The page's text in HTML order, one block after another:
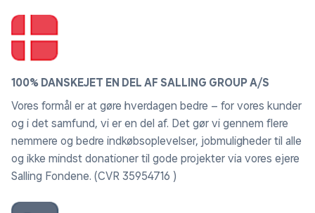
100% DANSKEJET EN DEL AF SALLING GROUP A/S
Vores formål er at gøre hverdagen bedre – for vores kunder
og i det samfund, vi er en del af. Det gør vi gennem flere
nemmere og bedre indkøbsoplevelser, jobmuligheder til alle
og ikke mindst donationer til gode projekter via vores ejere
Salling Fondene. (CVR 35954716 )